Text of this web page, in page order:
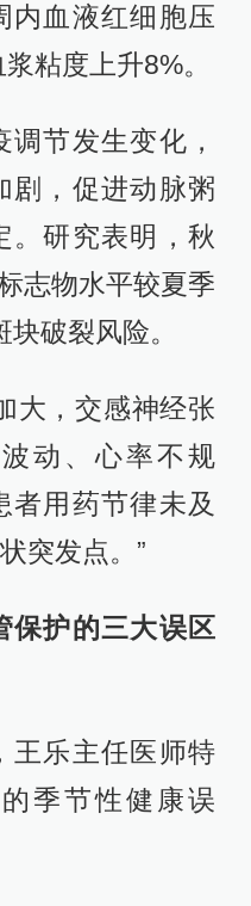
内血液红细胞压
粘度上升8%。
节发生变化，
剧，促进动脉粥
。研究表明，秋
志物水平较夏季
破裂风险。
大，交感神经张
动、心率不规
者用药节律未及
突发点。”
保护的三大误区
王乐主任医师特
季节性健康误